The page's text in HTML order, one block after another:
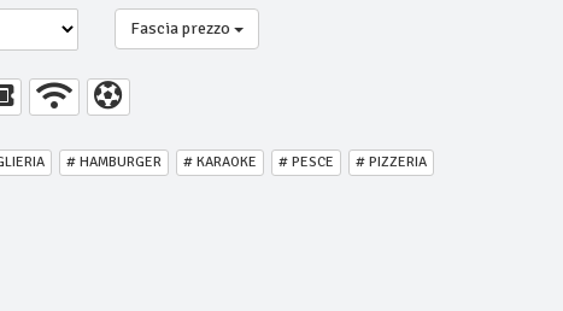
Fascia prezzo
# HAMBURGER # KARAOKE # PESCE
# PIZZERIA